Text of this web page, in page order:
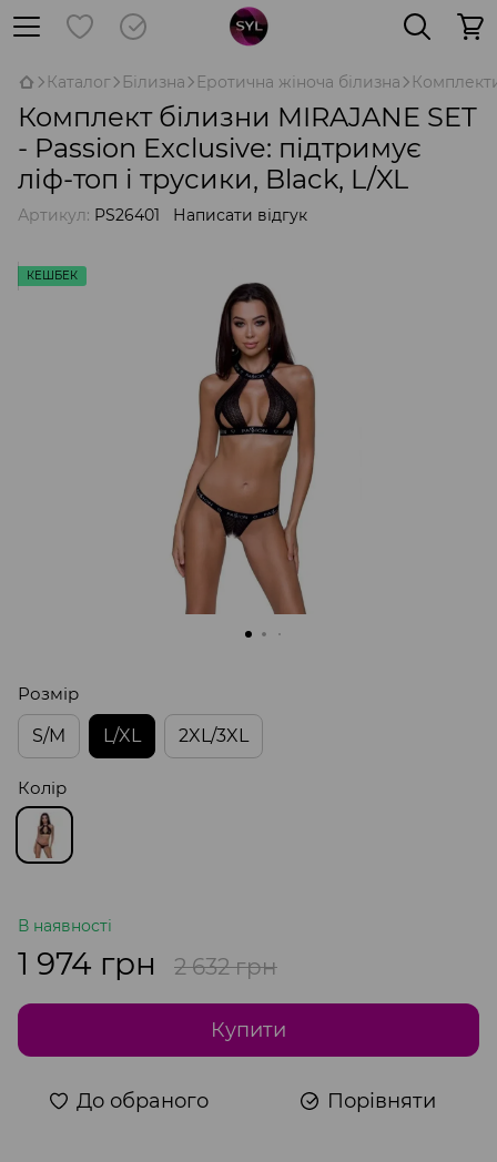
Каталог Білизна Еротична жіноча білизна
Комплект білизни MIRAJANE SET
- Passion Exclusive: підтримує
ліф-топ і трусики, Black, L/XL
Артикул: PS26401 Написати відгук
КЕШБЕК
Розмір
S/M
L/XL 2XL/3XL
Колір
В наявності
1 974 грн 2 632 грн
Купити
До обраного Порівняти